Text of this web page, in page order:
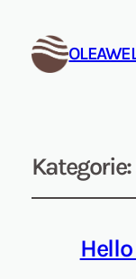
Kategorie: